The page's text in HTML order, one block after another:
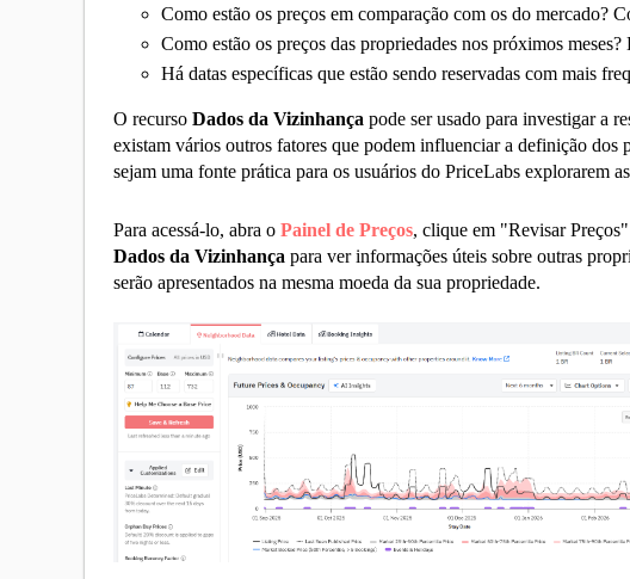
Como estão os preços em comparação com os do mercado?
Como estão os preços das propriedades nos próximos meses?
Há datas específicas que estão sendo reservadas com mais
O recursoDados da Vizinhança pode ser usado para investigar a
existam vários outros fatores que podem influenciar a definição dos
sejam uma fonte prática para os usuários do PriceLabs explorarem
Para acessá-lo, abra oPainel de Preços, clique em "Revisar Preços"
Dados da Vizinhançapara ver informações úteis sobre outras
serão apresentados na mesma moeda da sua propriedade.